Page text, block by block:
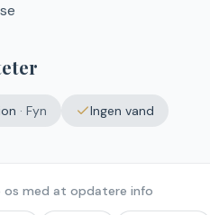
· Fyn Ingen vand
med at opdatere info